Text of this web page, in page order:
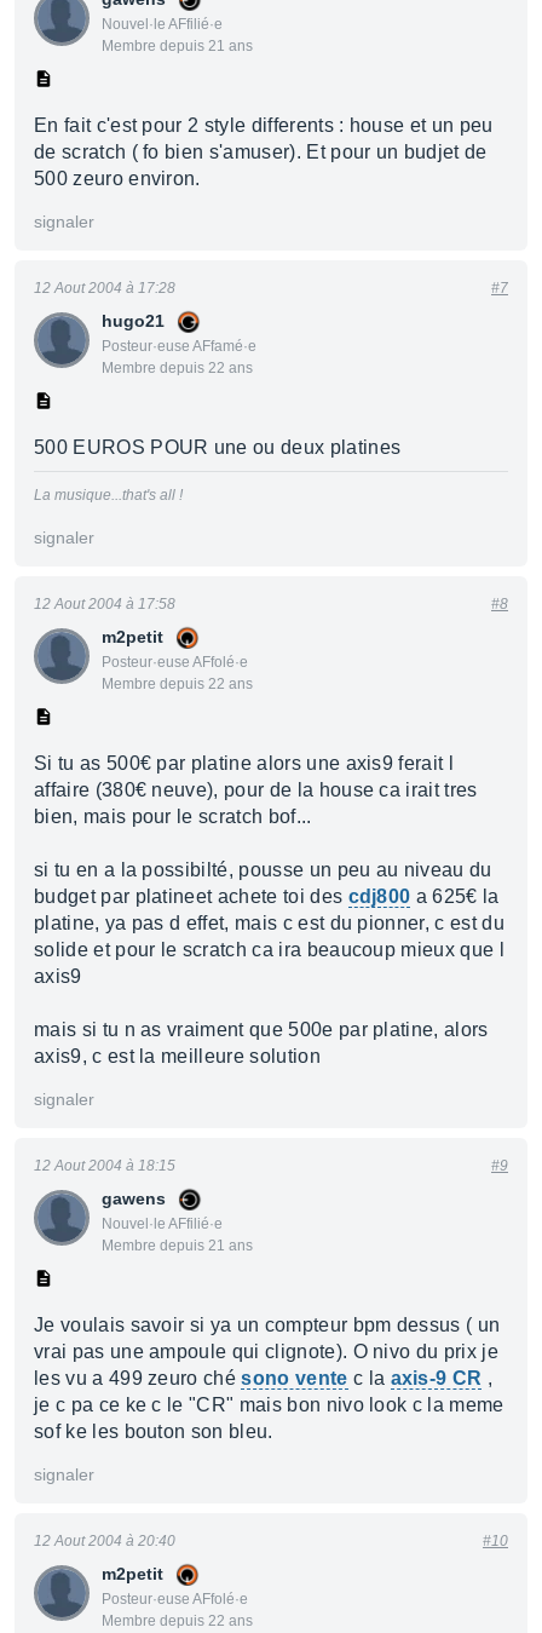
Nouvel·le AFfilié·e
Membre depuis 21 ans
En fait c'est pour 2 style differents : house et un peu
de scratch ( fo bien s'amuser). Et pour un budjet de
500 zeuro environ.
signaler
hugo21
Posteur·euse AFfamé·e
Membre depuis 22 ans
12 Aout 2004 à 17:28 #7
500 EUROS POUR une ou deux platines
La musique...that's all !
signaler
m2petit
Posteur·euse AFfolé·e
Membre depuis 22 ans
12 Aout 2004 à 17:58 #8
Si tu as 500€ par platine alors une axis9 ferait l
affaire (380€ neuve), pour de la house ca irait tres
bien, mais pour le scratch bof...
si tu en a la possibilté, pousse un peu au niveau du
budget par platineet achete toi des cdj800 a 625€ la
platine, ya pas d effet, mais c est du pionner, c est du
solide et pour le scratch ca ira beaucoup mieux que l
axis9
mais si tu n as vraiment que 500e par platine, alors
axis9, c est la meilleure solution
signaler
gawens
Nouvel·le AFfilié·e
Membre depuis 21 ans
12 Aout 2004 à 18:15 #9
Je voulais savoir si ya un compteur bpm dessus ( un
vrai pas une ampoule qui clignote). O nivo du prix je
les vu a 499 zeuro chésono vente c la axis-9 CR ,
je c pa ce ke c le "CR" mais bon nivo look c la meme
sof ke les bouton son bleu.
signaler
m2petit
Posteur·euse AFfolé·e
Membre depuis 22 ans
12 Aout 2004 à 20:40 #10